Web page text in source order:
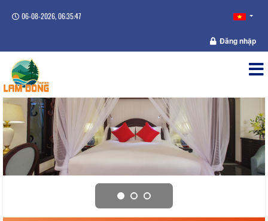
06-08-2026, 06:35:48
Đăng nhập